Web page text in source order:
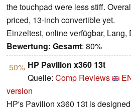
the touchpad were less stiff.
priced, 13-inch convertible yet.
Einzeltest, online verfügbar, Lang,
Bewertung: Gesamt: 80%
50% HP Pavilion x360 13t
Quelle: Comp Reviews
version
HP's Pavilion x360 13t is